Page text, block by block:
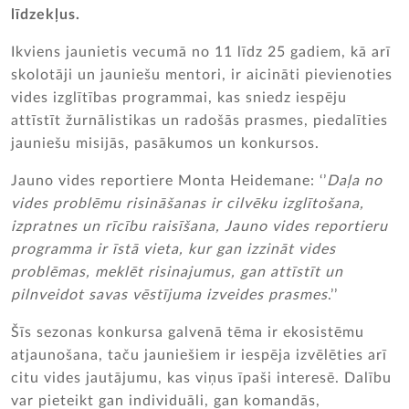
līdzekļus.
Ikviens jaunietis vecumā no 11 līdz 25 gadiem, kā arī
skolotāji un jauniešu mentori, ir aicināti pievienoties
vides izglītības programmai, kas sniedz iespēju
attīstīt žurnālistikas un radošās prasmes, piedalīties
jauniešu misijās, pasākumos un konkursos.
Jauno vides reportiere Monta Heidemane: ‘’Daļa no
vides problēmu risināšanas ir cilvēku izglītošana,
izpratnes un rīcību raisīšana, Jauno vides reportieru
programma ir īstā vieta, kur gan izzināt vides
problēmas, meklēt risinajumus, gan attīstīt un
pilnveidot savas vēstījuma izveides prasmes.’’
Šīs sezonas konkursa galvenā tēma ir ekosistēmu
atjaunošana, taču jauniešiem ir iespēja izvēlēties arī
citu vides jautājumu, kas viņus īpaši interesē. Dalību
var pieteikt gan individuāli, gan komandās,